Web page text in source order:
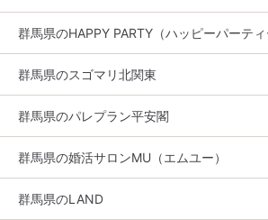
群馬県のHAPPY PARTY（ハッピーパーティ
群馬県のスゴマリ北関東
群馬県のパレプラン平安閣
群馬県の婚活サロンMU（エムユー）
群馬県のLAND